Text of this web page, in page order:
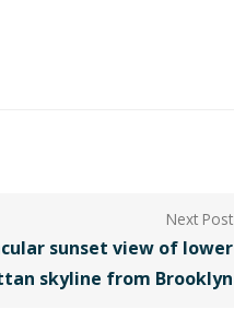
sunset view of lower
skyline from Brooklyn